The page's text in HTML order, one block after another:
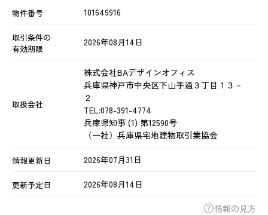
物件番号 101649916
取引条件の
有効期限
2026年08月14日
取扱会社
株式会社BAデザインオフィス
兵庫県神戸市中央区下山手通３丁目１３－
２
TEL:078-391-4774
兵庫県知事 (1) 第12590号
（一社）兵庫県宅地建物取引業協会
情報更新日 2026年07月31日
更新予定日 2026年08月14日
情報の見方